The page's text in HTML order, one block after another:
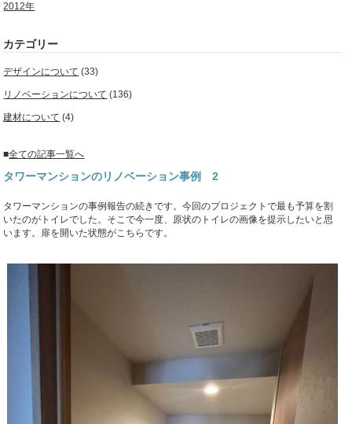
2012年
カテゴリー
デザインについて (33)
リノベーションについて (136)
建材について (4)
■全ての記事一覧へ
タワーマンションのリノベーション事例 2
タワーマンションの事例報告の続きです。今回のプロジェクトで最も予算を割
いたのがトイレでした。そこで今一度、原状のトイレの画像を提示したいと思
います。扉を開いた状態がこちらです。